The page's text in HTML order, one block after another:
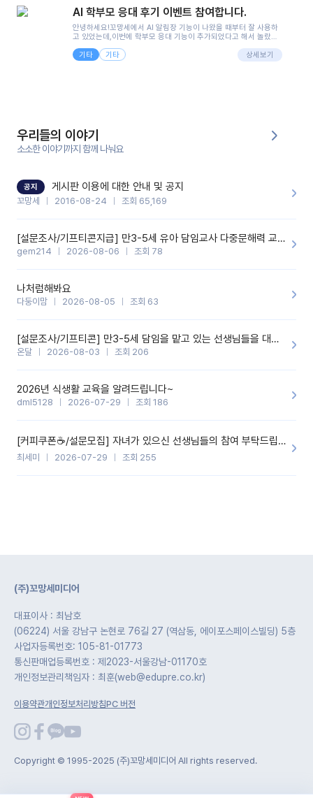
으셔서 고민이 됐는데ai 학부모 응대를 써볼 수 있어서 좋았어요!앞
면..)그리고 제가 신입 때 이게 있었더라면 ㅜㅜㅜㅜ?응대 팁이 정말
좋은거 같아요지금은 그래도 아이들이 잘 이해 되지만초임 때는 정
말 어려워서 항상다른 선생님들께 도움을 요청했었거든요..ㅠ*일지
쓸 때도 좀 도움이 되는 거 같아요!
AI 학부모 응대 후기 이벤트 참여합니다.
안녕하세요!꼬망세에서 AI 알림장 기능이 나왔을 때부터 잘 사용하
고 있었는데,이번에 학부모 응대 기능이 추가되었다고 해서 놀랐습
님 응대에 더 많은 부담을 느끼고 있습니다 ㅠㅠ이번에 제가 원에서
겪은 일과 학부모님께 전달드렸던 내용을 함께 보시고,저와 비슷한
을 많이 하는데,꼬망봇 덕분에 고민하는 시간을 줄이고 학부모님을
안심시킬 수 있었습니다.이 부분은 꼬망봇이 추가로 알려준 응대 tip
입니다.학부모님께 전화를 드리기 전에, 내용을 숙지하여 좀 더 전문
성 있는 교사가 되어 대화를 나눌 수 있었습니다.꼬망세 AI학부모 응
기능을 개발해 주셔서 감사합니다.
기타 기타 상세보기
우리들의 이야기
소소한 이야기까지 함께 나눠요
공지 게시판 이용에 대한 안내 및 공지
꼬망세 2016-08-24 조회 65,169
[설문조사/기프티콘지급] 만3-5세 유아 담임교사 다중문해력 교육 증진을 위한 설문조사
gem214 2026-08-06 조회 78
나처럼해봐요
다둥이맘 2026-08-05 조회 63
[설문조사/기프티콘] 만3-5세 담임을 맡고 있는 선생님들을 대상으로 설문조사를 합니다!
온달 2026-08-03 조회 206
2026년 식생활 교육을 알려드립니다~
dml5128 2026-07-29 조회 186
[커피쿠폰☕️/설문모집] 자녀가 있으신 선생님들의 참여 부탁드립니다!!
최세미 2026-07-29 조회 255
(주)꼬망세미디어
대표이사 : 최남호
(06224) 서울 강남구 논현로 76길 27 (역삼동, 에이포스페이스빌딩) 5층
사업자등록번호: 105-81-01773
통신판매업등록번호 : 제2023-서울강남-01170호
개인정보관리책임자 : 최훈(web@edupre.co.kr)
이용약관개인정보처리방침PC 버전
Copyright © 1995-2025 (주)꼬망세미디어 All rights reserved.